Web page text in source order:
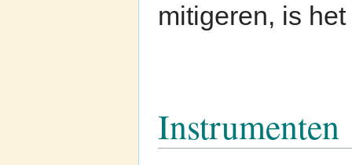
mitigeren, is
Instrumenten